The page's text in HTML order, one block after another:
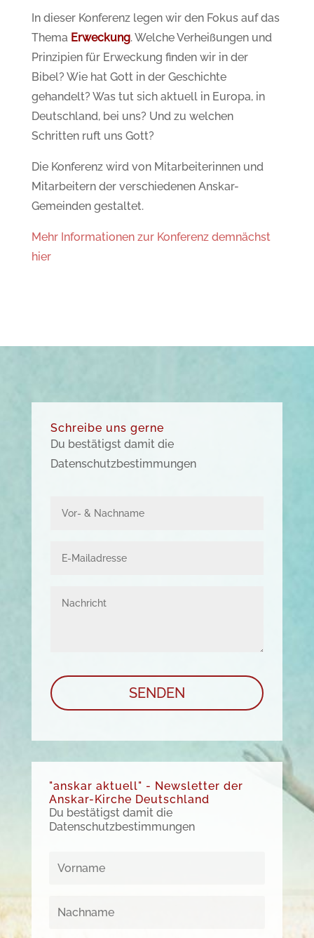
In dieser Konferenz legen wir den Fokus auf das
Thema Erweckung. Welche Verheißungen und
Prinzipien für Erweckung finden wir in der
Bibel? Wie hat Gott in der Geschichte
gehandelt? Was tut sich aktuell in Europa, in
Deutschland, bei uns? Und zu welchen
Schritten ruft uns Gott?
Die Konferenz wird von Mitarbeiterinnen und
Mitarbeitern der verschiedenen Anskar-
Gemeinden gestaltet.
Mehr Informationen zur Konferenz demnächst
hier
Schreibe uns gerne
Du bestätigst damit die
Datenschutzbestimmungen
SENDEN
e
r
n
"anskar aktuell" - Newsletter der
Anskar-Kirche Deutschland
Du bestätigst damit die
Datenschutzbestimmungen